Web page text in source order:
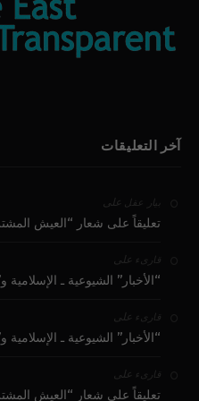
آخر التعليقات
بيار عقل على
تعليقاً على شعار “العيش
قارىء على
“الأخبار” الشيوعية ـ
قارىء على
“الأخبار” الشيوعية ـ
قارىء على
تعليقاً على شعار “العيش